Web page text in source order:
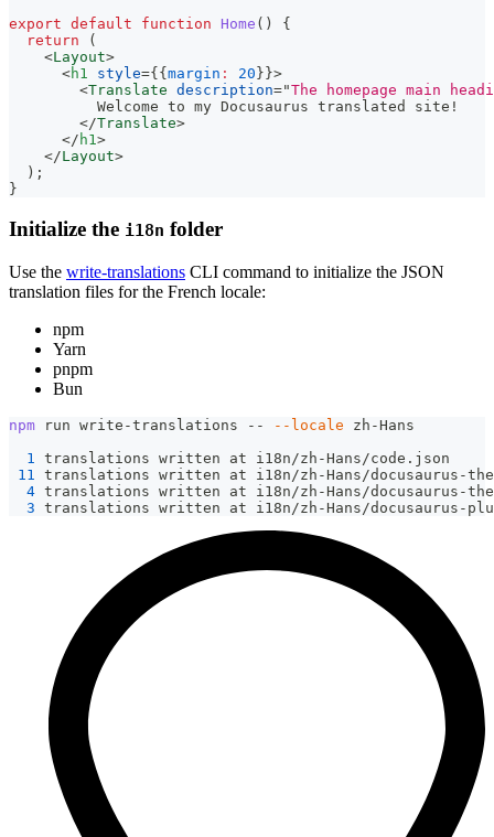
export default function Home ( )
{
return
(
<Layout>
<h1 style={{margin : 20}}>
<Translate description="The homepage main
          Welcome to my Docusaurus translated site!
</Translate>
</ h1 >
</Layout>
) ;
}
Initialize the i18n folder
Use the write-translations CLI command to initialize the JSON
translation files for the French locale:
npm
Yarn
pnpm
Bun
npm run write-translations -- --locale zh-Hans
1 translations written at i18n/zh-Hans/code.json
11 translations written at i18n/zh-Hans/docusaurus-
4 translations written at i18n/zh-Hans/docusaurus-
3 translations written at i18n/zh-Hans/docusaurus-